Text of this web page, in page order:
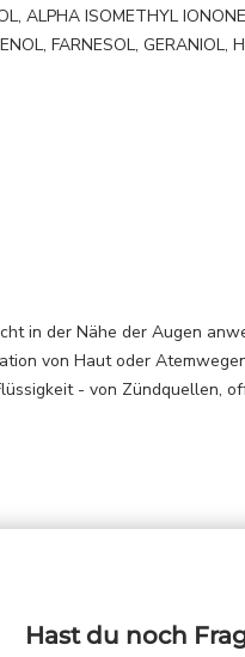
ALPHA ISOMETHYL
FARNESOL, GERANIOL,
in der Nähe der Augen
von Haut oder
- von Zündquellen,
Hast du noch